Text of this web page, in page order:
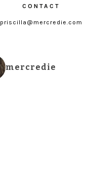
CONTACT
priscilla@mercredie.com
mercredie